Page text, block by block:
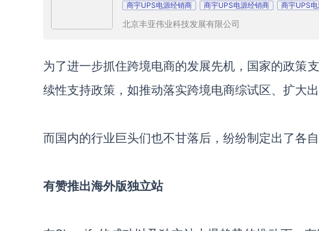
商宇UPS电源经销商 商宇UPS电源经销商 商宇UPS
北京丰亚伟业科技发展有限公司
为了进一步抓住跨境电商的发展先机，国家的政策
续性支持政策，如推动落实跨境电商综试区、扩大
而国内的行业巨头们也不甘落后，纷纷制定出了各
有赞推出海外版独立站